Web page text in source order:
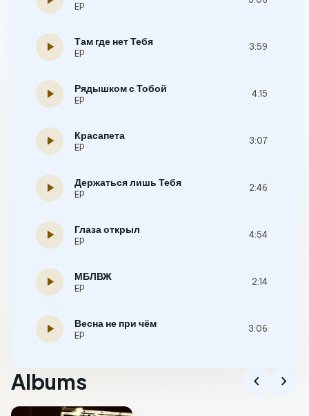
EP
play_arrow Там где нет Тебя
EP
3:59
play_arrow Рядышком с Тобой
EP
4:15
play_arrow Красапета
EP
3:07
play_arrow Держаться лишь Тебя
EP
2:46
play_arrow Глаза открыл
EP
4:54
play_arrow МБЛВЖ
EP
2:14
play_arrow Весна не при чём
EP
3:06
Albums chevron_left chevron_right